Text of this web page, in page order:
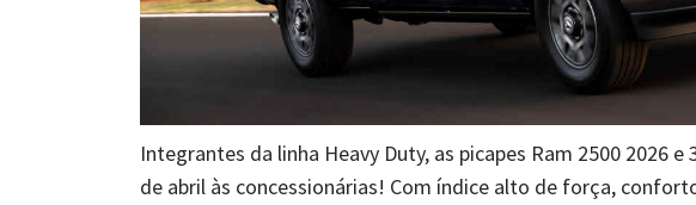
Integrantes da linha Heavy Duty, as picapes Ram 2500 2026
de abril às concessionárias! Com índice alto de força,